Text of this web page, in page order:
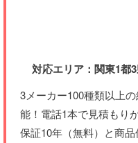
対応エリア：関東1都
3メーカー100種類以上
能！電話1本で見積もり
保証10年（無料）と商